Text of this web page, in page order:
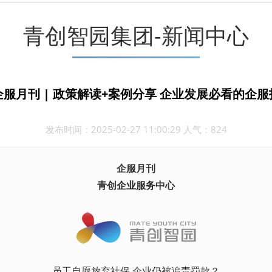
青创智园集团-新闻中心
月刊 | 政策解读+案例分享 企业发展必看的企
发布时间：2025-02-27 11:00:29 人气：824
企服月刊
青创企业服务中心